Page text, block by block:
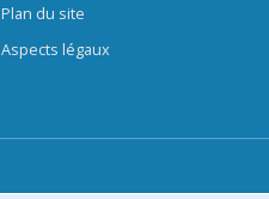
Plan du site
Aspects légaux